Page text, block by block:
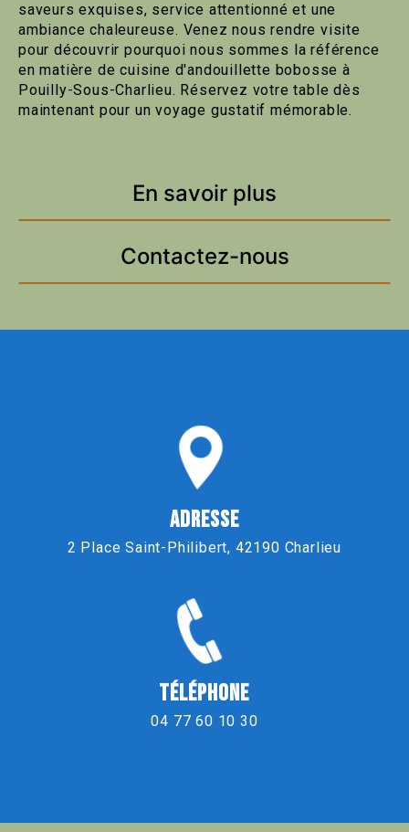
saveurs exquises, service attentionné et une
ambiance chaleureuse. Venez nous rendre visite
pour découvrir pourquoi nous sommes la référence
en matière de cuisine d'andouillette bobosse à
Pouilly-Sous-Charlieu. Réservez votre table dès
maintenant pour un voyage gustatif mémorable.
En savoir plus
Contactez-nous
ADRESSE
2 Place Saint-Philibert, 42190 Charlieu
TÉLÉPHONE
04 77 60 10 30